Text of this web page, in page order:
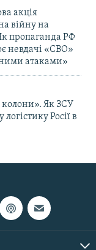
акція
війну на
пропаганда РФ
невдачі «СВО»
атаками»
Як ЗСУ
логістику Росії в